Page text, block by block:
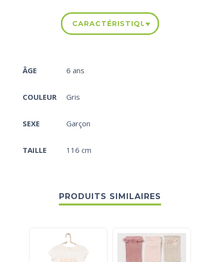
CARACTÉRISTIQUES
ÂGE 6 ans
COULEUR Gris
SEXE Garçon
TAILLE 116 cm
PRODUITS SIMILAIRES